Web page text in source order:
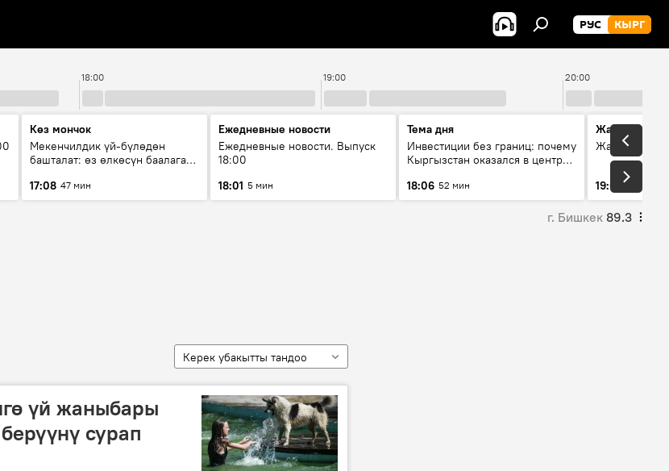
РУС КЫРГ
18:00 19:00 20:00
Көз мончок
Мекенчилдик үй-бүлөдөн
башталат: өз өлкөсүн баалаган
керек?
17:08 47 мин
Ежедневные новости
Ежедневные новости. Выпуск
18:00
18:01 5 мин
Тема дня
Инвестиции без границ: почему
Кыргызстан оказался в центре
18:06 52 мин
Жаңылыктар
19:01 11 мин
г. Бишкек 89.3
Керек убакытты тандоо
үй жаныбары
сурап